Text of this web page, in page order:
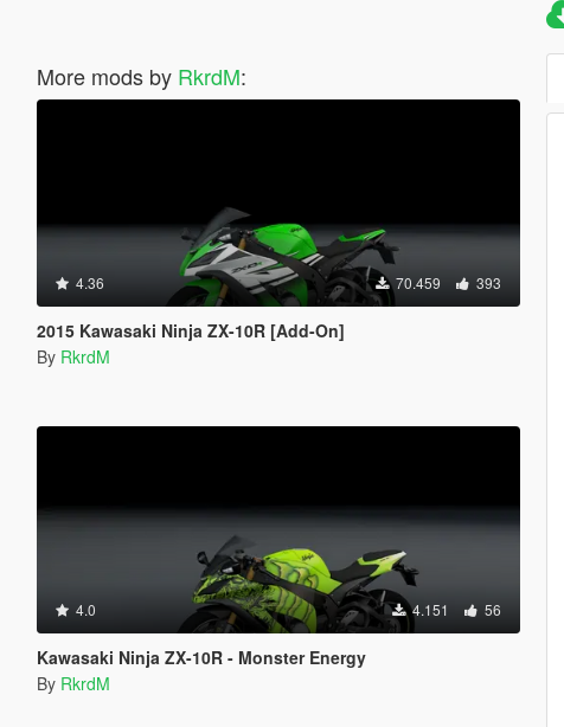
More mods by RkrdM:
4.36 70.459 393
2015 Kawasaki Ninja ZX-10R [Add-On]
By RkrdM
4.0 4.151 56
Kawasaki Ninja ZX-10R - Monster Energy
By RkrdM